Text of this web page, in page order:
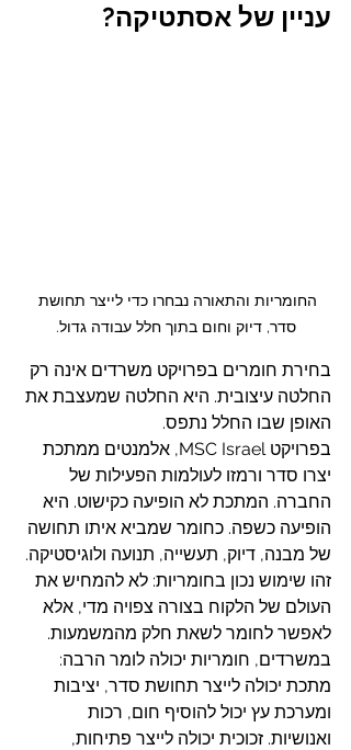
עניין של אסתטיקה?
החומריות והתאורה נבחרו כדי לייצר תחושת
סדר, דיוק וחום בתוך חלל עבודה גדול.
בחירת חומרים בפרויקט משרדים אינה רק
החלטה עיצובית. היא החלטה שמעצבת את
האופן שבו החלל נתפס.
בפרויקט MSC Israel, אלמנטים ממתכת
יצרו סדר ורמזו לעולמות הפעילות של
החברה. המתכת לא הופיעה כקישוט. היא
הופיעה כשפה. כחומר שמביא איתו תחושה
של מבנה, דיוק, תעשייה, תנועה ולוגיסטיקה.
זהו שימוש נכון בחומריות: לא להמחיש את
העולם של הלקוח בצורה צפויה מדי, אלא
לאפשר לחומר לשאת חלק מהמשמעות.
במשרדים, חומריות יכולה לומר הרבה:
מתכת יכולה לייצר תחושת סדר, יציבות
ומערכת עץ יכול להוסיף חום, רכות
ואנושיות. זכוכית יכולה לייצר פתיחות,